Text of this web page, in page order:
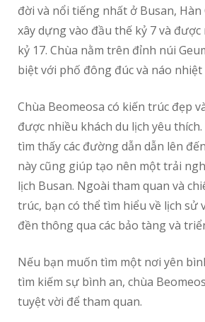
đời và nổi tiếng nhất ở Busan, Hàn
xây dựng vào đầu thế kỷ 7 và
kỷ 17. Chùa nằm trên đỉnh núi
biệt với phố đông đúc và náo nhiệt
Chùa Beomeosa có kiến trúc đẹp
được nhiều khách du lịch yêu
tìm thấy các đường dẫn dẫn lên
này cũng giúp tạo nên một trải
lịch Busan. Ngoài tham quan và
trúc, bạn có thể tìm hiểu về lịch sử
đền thông qua các bảo tàng và
Nếu bạn muốn tìm một nơi yên
tìm kiếm sự bình an, chùa
tuyệt vời để tham quan.